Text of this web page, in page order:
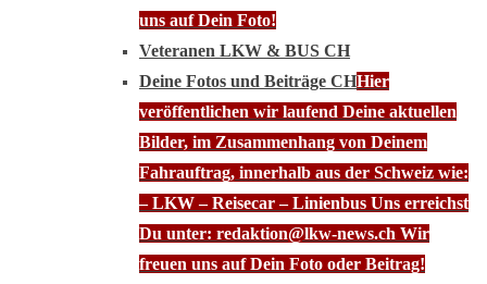
uns auf Dein Foto!
Veteranen LKW & BUS CH
Deine Fotos und Beiträge CHHier
veröffentlichen wir laufend Deine aktuellen
Bilder, im Zusammenhang von Deinem
Fahrauftrag, innerhalb aus der Schweiz wie:
– LKW – Reisecar – Linienbus Uns erreichst
Du unter: redaktion@lkw-news.ch Wir
freuen uns auf Dein Foto oder Beitrag!